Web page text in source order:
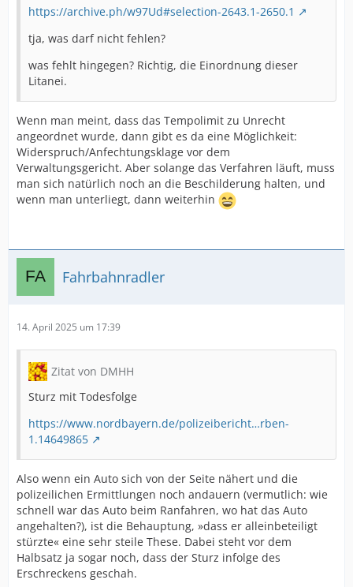
https://archive.ph/w97Ud#selection-2643.1-2650.1
tja, was darf nicht fehlen?
was fehlt hingegen? Richtig, die Einordnung dieser
Litanei.
Wenn man meint, dass das Tempolimit zu Unrecht
angeordnet wurde, dann gibt es da eine Möglichkeit:
Widerspruch/Anfechtungsklage vor dem
Verwaltungsgericht. Aber solange das Verfahren läuft, muss
man sich natürlich noch an die Beschilderung halten, und
wenn man unterliegt, dann weiterhin
Fahrbahnradler
14. April 2025 um 17:39
Zitat von DMHH
Sturz mit Todesfolge
https://www.nordbayern.de/polizeibericht…rben-
1.14649865
Also wenn ein Auto sich von der Seite nähert und die
polizeilichen Ermittlungen noch andauern (vermutlich: wie
schnell war das Auto beim Ranfahren, wo hat das Auto
angehalten?), ist die Behauptung, »dass er alleinbeteiligt
stürzte« eine sehr steile These. Dabei steht vor dem
Halbsatz ja sogar noch, dass der Sturz infolge des
Erschreckens geschah.